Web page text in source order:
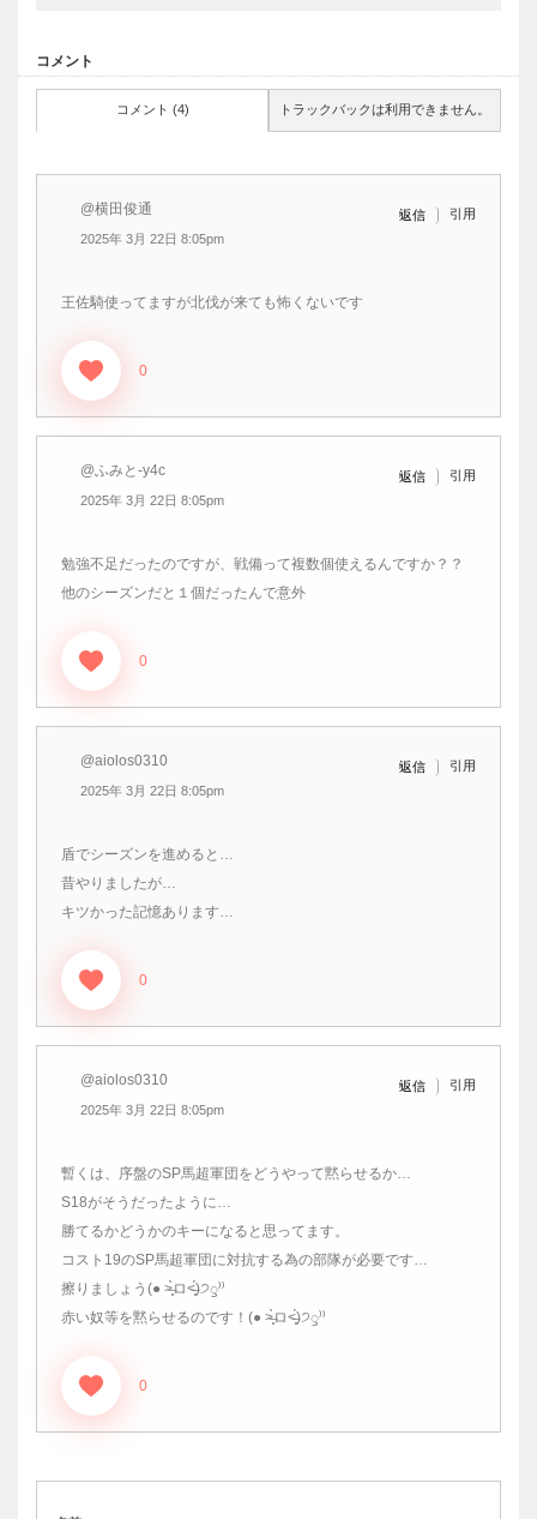
コメント
コメント (4) トラックバックは利用できません。
@横田俊通
2025年 3月 22日 8:05pm
返信 引用
王佐騎使ってますが北伐が来ても怖くないです
0
@ふみと-y4c
2025年 3月 22日 8:05pm
返信 引用
勉強不足だったのですが、戦備って複数個使えるんですか？？
他のシーズンだと１個だったんで意外
0
@aiolos0310
2025年 3月 22日 8:05pm
返信 引用
盾でシーズンを進めると…
昔やりましたが…
キツかった記憶あります…
0
@aiolos0310
2025年 3月 22日 8:05pm
返信 引用
暫くは、序盤のSP馬超軍団をどうやって黙らせるか…
S18がそうだったように…
勝てるかどうかのキーになると思ってます。
コスト19のSP馬超軍団に対抗する為の部隊が必要です…
擦りましょう(● ˃̶͈̀ロ˂̶͈́)੭ꠥ⁾⁾
赤い奴等を黙らせるのです！(● ˃̶͈̀ロ˂̶͈́)੭ꠥ⁾⁾
0